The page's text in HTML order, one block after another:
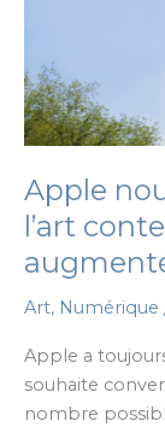
Apple
l’art
Art, Numérique
Apple a
souhaite
nombre